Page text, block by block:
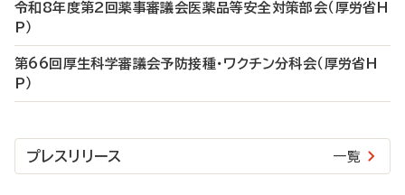
令和8年度第2回薬事審議会医薬品等安全対策部会（厚労省H
P）
第66回厚生科学審議会予防接種・ワクチン分科会（厚労省H
P）
プレスリリース 一覧